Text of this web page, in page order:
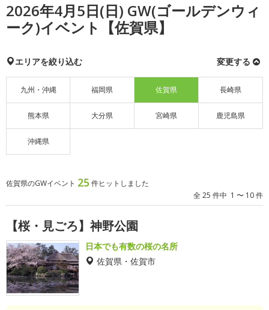
2026年4月5日(日) GW(ゴールデンウィ
ーク)イベント【佐賀県】
エリアを絞り込む 変更する
九州・沖縄 福岡県 佐賀県 長崎県
熊本県 大分県 宮崎県 鹿児島県
沖縄県
佐賀県のGWイベント 25 件ヒットしました
全 25 件中 1 〜 10 件
【桜・見ごろ】神野公園
日本でも有数の桜の名所
佐賀県・佐賀市